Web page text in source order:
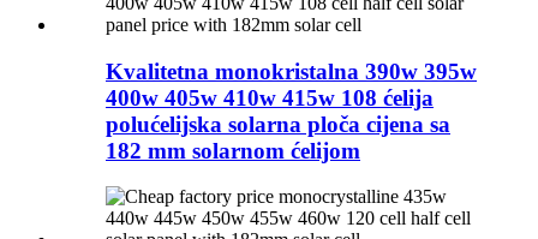
Kvalitetna monokristalna 390w 395w
400w 405w 410w 415w 108 ćelija
polućelijska solarna ploča cijena sa
182 mm solarnom ćelijom